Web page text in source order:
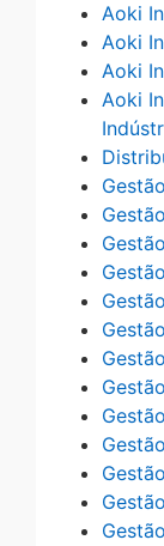
Aoki
Aoki
Aoki
Aoki